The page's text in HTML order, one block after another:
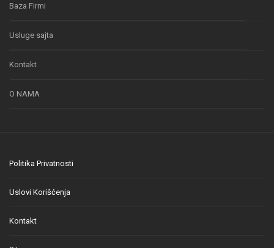
Baza Firmi
Usluge sajta
Kontakt
O NAMA
Politika Privatnosti
Uslovi Korišćenja
Kontakt